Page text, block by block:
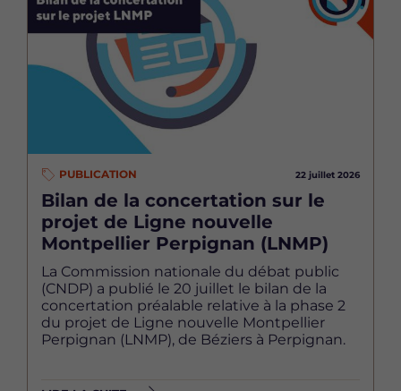
PUBLICATION 22 juillet 2026
Bilan de la concertation sur le
projet de Ligne nouvelle
Montpellier Perpignan (LNMP)
La Commission nationale du débat public
(CNDP) a publié le 20 juillet le bilan de la
concertation préalable relative à la phase 2
du projet de Ligne nouvelle Montpellier
Perpignan (LNMP), de Béziers à Perpignan.